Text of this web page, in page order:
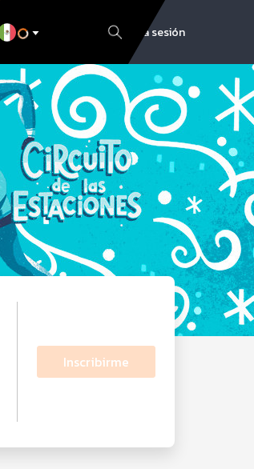
Inicia sesión
Inscribirme